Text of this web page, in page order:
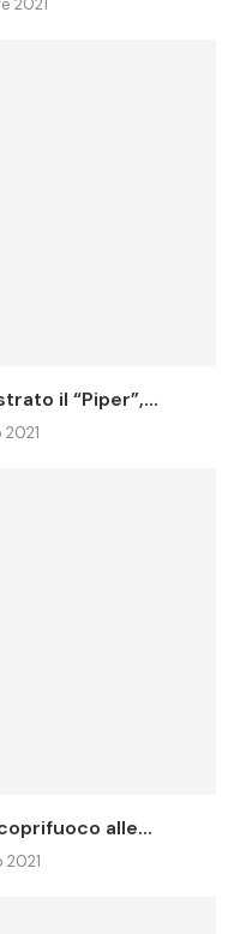
2021
il “Piper”,...
alle...
2021